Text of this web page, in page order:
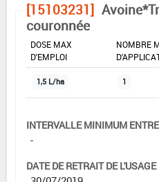
[15103231]
couronnée
DOSE MAX
D'EMPLOI
NOMBRE
1,5 L/ha 1
INTERVALLE MINIMUM
-
DATE DE RETRAIT DE L'USAGE